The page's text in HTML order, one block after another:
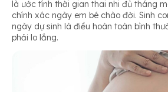
là ước tính thời gian thai nhi đủ tháng
chính xác ngày em bé chào đời. Sinh
ngày dự sinh là điều hoàn toàn bình
phải lo lắng.